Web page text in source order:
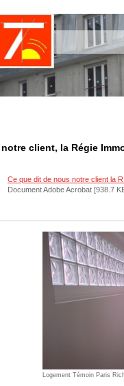
client, la Régie
Ce que dit de nous notre client la
Document Adobe Acrobat [938.7
Logement Témoin Paris